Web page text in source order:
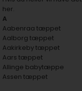
her.
A
Aabenraa tæppet
Aalborg tæppet
Aakirkeby tæppet
Aars tæppet
Allinge babytæppe
Assen tæppet